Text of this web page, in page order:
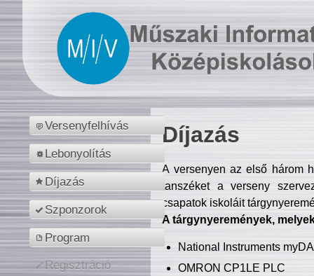
Versenyfelhívás
Lebonyolítás
Díjazás
Szponzorok
Program
Regisztráció
Díjazás
A versenyen az első három
tanszéket a verseny
csapatok iskoláit
A tárgynyeremények,
National Instruments
OMRON CP1LE PLC